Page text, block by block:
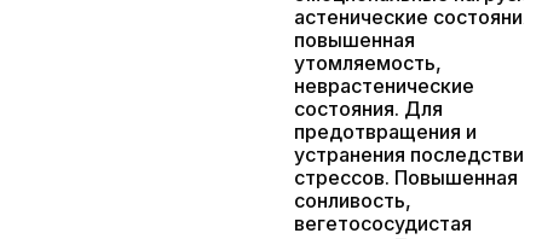
астенические состояния,
повышенная
утомляемость,
неврастенические
состояния. Для
предотвращения и
устранения последствий
стрессов. Повышенная
сонливость,
вегетососудистая